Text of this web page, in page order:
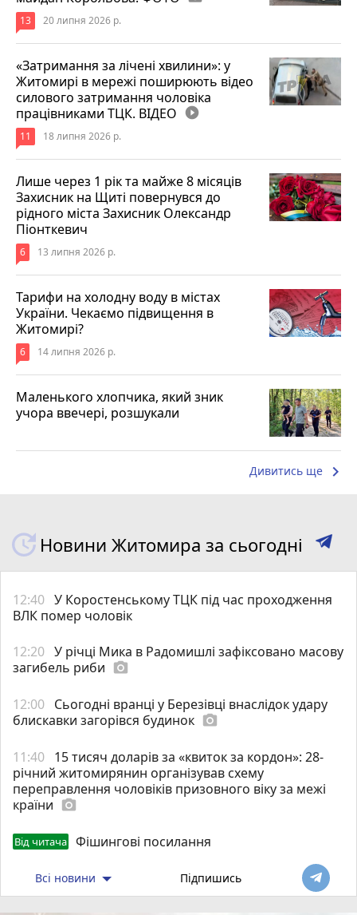
13 20 липня 2026 р.
«Затримання за лічені хвилини»: у
Житомирі в мережі поширюють відео
силового затримання чоловіка
працівниками ТЦК. ВІДЕО play_circle_filled
11 18 липня 2026 р.
Лише через 1 рік та майже 8 місяців
Захисник на Щиті повернувся до
рідного міста Захисник Олександр
Піонткевич
6 13 липня 2026 р.
Тарифи на холодну воду в містах
України. Чекаємо підвищення в
Житомирі?
6 14 липня 2026 р.
Маленького хлопчика, який зник
учора ввечері, розшукали
Дивитись ще keyboard_arrow_right
Новини Житомира за сьогодні
12:40 У Коростенському ТЦК під час проходження
ВЛК помер чоловік
12:20 У річці Мика в Радомишлі зафіксовано масову
загибель риби photo_camera
12:00 Сьогодні вранці у Березівці внаслідок удару
блискавки загорівся будинок photo_camera
11:40 15 тисяч доларів за «квиток за кордон»: 28-
річний житомирянин організував схему
переправлення чоловіків призовного віку за межі
країни photo_camera
Від читача Фішингові посилання
Всі новини Підпишись